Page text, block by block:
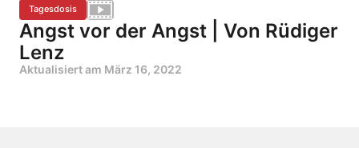
Tagesdosis
Angst vor der Angst | Von Rüdiger
Lenz
Aktualisiert am März 16, 2022